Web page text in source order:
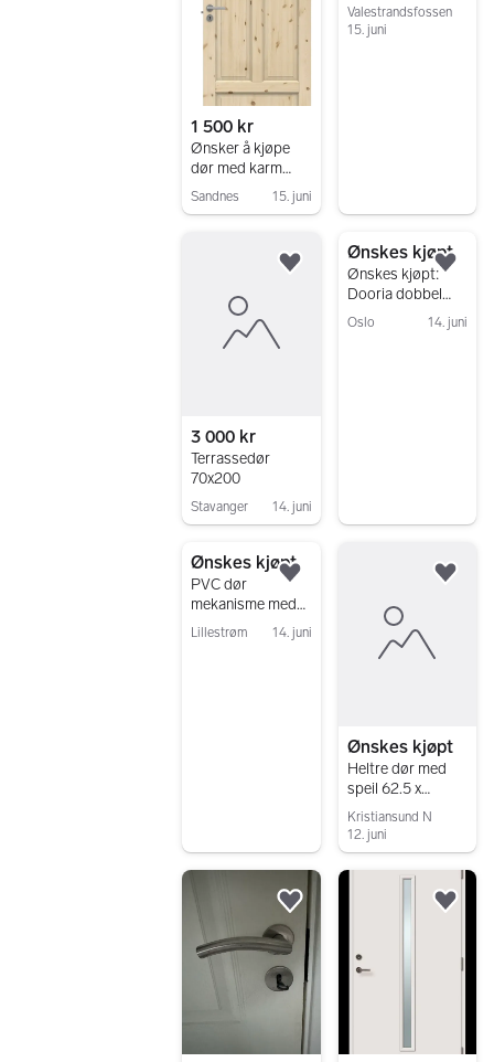
1 500 kr
Ønsker å kjøpe
dør med karm
80x200cm
Sandnes 15. juni
Valestrandsfossen
15. juni
3 000 kr
Terrassedør
70x200
Stavanger 14. juni
Legg til som favoritt.
Ønskes kjøpt
Ønskes kjøpt:
Dooria dobbel
innerdør med
Oslo 14. juni
Ønskes kjøpt
PVC dør
mekanisme med
lås GU FFH 1951-
Lillestrøm 14. juni
Legg til som favoritt.
Ønskes kjøpt
Heltre dør med
speil 62.5 x
194cm
Kristiansund N
12. juni
Legg til som favoritt.